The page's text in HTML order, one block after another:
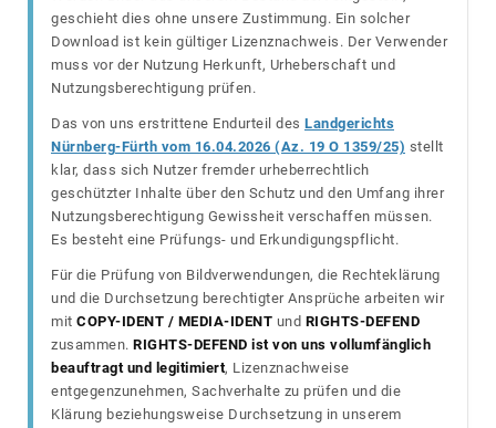
geschieht dies ohne unsere Zustimmung. Ein solcher
Download ist kein gültiger Lizenznachweis. Der Verwender
muss vor der Nutzung Herkunft, Urheberschaft und
Nutzungsberechtigung prüfen.
Das von uns erstrittene Endurteil des Landgerichts
Nürnberg-Fürth vom 16.04.2026 (Az. 19 O 1359/25) stellt
klar, dass sich Nutzer fremder urheberrechtlich
geschützter Inhalte über den Schutz und den Umfang ihrer
Nutzungsberechtigung Gewissheit verschaffen müssen.
Es besteht eine Prüfungs- und Erkundigungspflicht.
Für die Prüfung von Bildverwendungen, die Rechteklärung
und die Durchsetzung berechtigter Ansprüche arbeiten wir
mit COPY-IDENT / MEDIA-IDENT und RIGHTS-DEFEND
zusammen. RIGHTS-DEFEND ist von uns vollumfänglich
beauftragt und legitimiert, Lizenznachweise
entgegenzunehmen, Sachverhalte zu prüfen und die
Klärung beziehungsweise Durchsetzung in unserem